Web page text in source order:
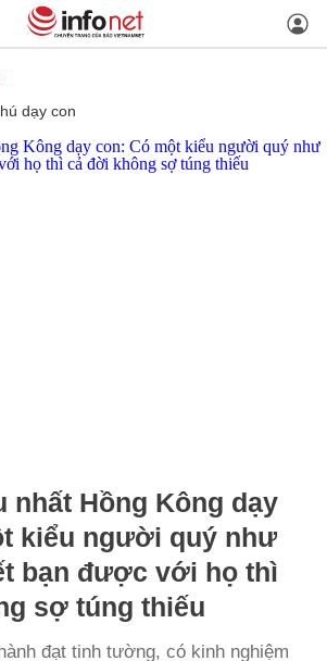
dạy con
nhất Hồng Kông dạy
kiểu người quý như
bạn được với họ thì
sợ túng thiếu
đạt tinh tường, có kinh nghiệm